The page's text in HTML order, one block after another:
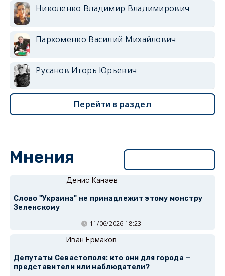
Николенко Владимир Владимирович
Пархоменко Василий Михайлович
Русанов Игорь Юрьевич
Перейти в раздел
Мнения
Денис Канаев
Слово "Украина" не принадлежит этому монстру
Зеленскому
11/06/2026 18:23
Иван Ермаков
Депутаты Севастополя: кто они для города —
представители или наблюдатели?